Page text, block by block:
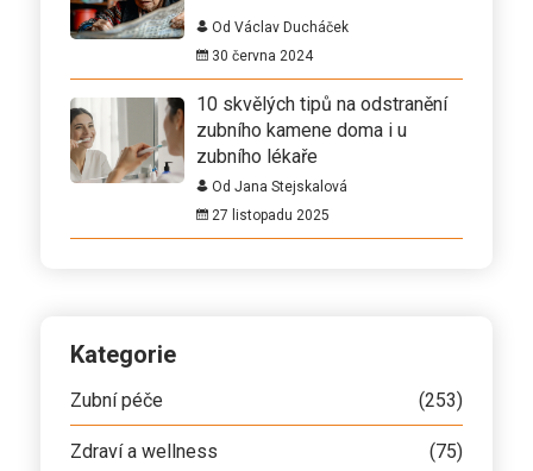
Od Václav Ducháček
30 června 2024
10 skvělých tipů na odstranění
zubního kamene doma i u
zubního lékaře
Od Jana Stejskalová
27 listopadu 2025
Kategorie
Zubní péče (253)
Zdraví a wellness (75)